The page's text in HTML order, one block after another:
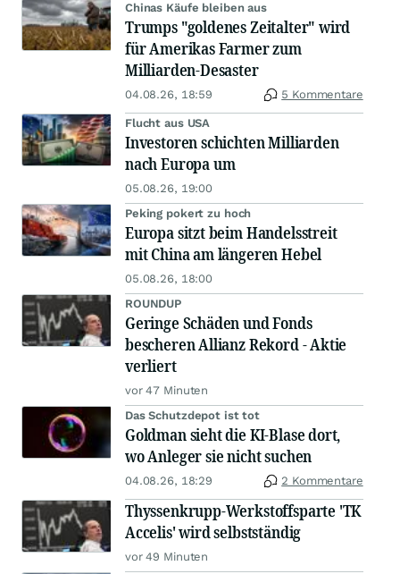
Chinas Käufe bleiben aus
Trumps "goldenes Zeitalter" wird
für Amerikas Farmer zum
Milliarden-Desaster
04.08.26, 18:59 5 Kommentare
Flucht aus USA
Investoren schichten Milliarden
nach Europa um
05.08.26, 19:00
Peking pokert zu hoch
Europa sitzt beim Handelsstreit
mit China am längeren Hebel
05.08.26, 18:00
ROUNDUP
Geringe Schäden und Fonds
bescheren Allianz Rekord - Aktie
verliert
vor 47 Minuten
Das Schutzdepot ist tot
Goldman sieht die KI-Blase dort,
wo Anleger sie nicht suchen
04.08.26, 18:29 2 Kommentare
Thyssenkrupp-Werkstoffsparte 'TK
Accelis' wird selbstständig
vor 49 Minuten